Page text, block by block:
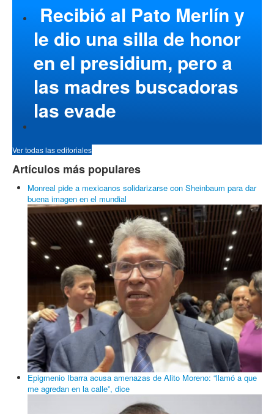
Recibió al Pato Merlín y
le dio una silla de honor
en el presidium, pero a
las madres buscadoras
las evade
Ver todas las editoriales
Artículos más populares
Monreal pide a mexicanos solidarizarse con Sheinbaum para dar
buena imagen en el mundial
Epigmenio Ibarra acusa amenazas de Alito Moreno: “llamó a que
me agredan en la calle”, dice